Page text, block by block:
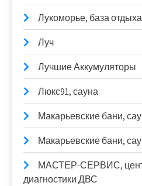
Лукоморье, база отдыха
Луч
Лучшие Аккумуляторы
Люкс91, сауна
Макарьевские бани,
Макарьевские бани,
МАСТЕР-СЕРВИС,
диагностики ДВС